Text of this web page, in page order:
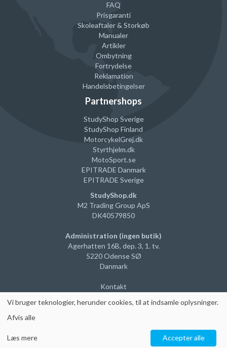
FAQ
Prisgaranti
Skoleaftaler & Storkøb
Manualer
Artikler
Ombytning
Fortrydelse
Reklamation
Handelsbetingelser
Partnershops
StudyShop Sverige
StudyShop Finland
MotorcykelGrej.dk
Styrthjelm.dk
MotoSport.se
EPITRADE Danmark
EPITRADE Sverige
StudyShop.dk
M2 Trading Group ApS
DK40579850
Administration (ingen butik)
Agerhatten 16B, dep. 3, 1. tv.
5220 Odense SØ
Danmark
Kontakt
Vibruger teknologier, herunder cookies, til at indsamle oplysninger.
Afvis alle
Læs mere Accepter alle